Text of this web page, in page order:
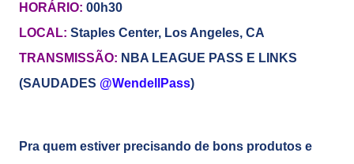
HORÁRIO: 00h30
LOCAL: Staples Center, Los Angeles, CA
TRANSMISSÃO: NBA LEAGUE PASS E LINKS
(SAUDADES @WendellPass)
Pra quem estiver precisando de bons produtos e